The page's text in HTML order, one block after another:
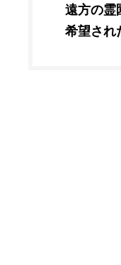
遠方の霊
希望され